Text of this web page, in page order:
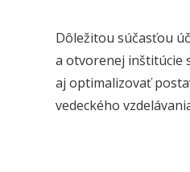
Dôležitou súčasťou
a otvorenej inštitúcie
aj optimalizovať
vedeckého